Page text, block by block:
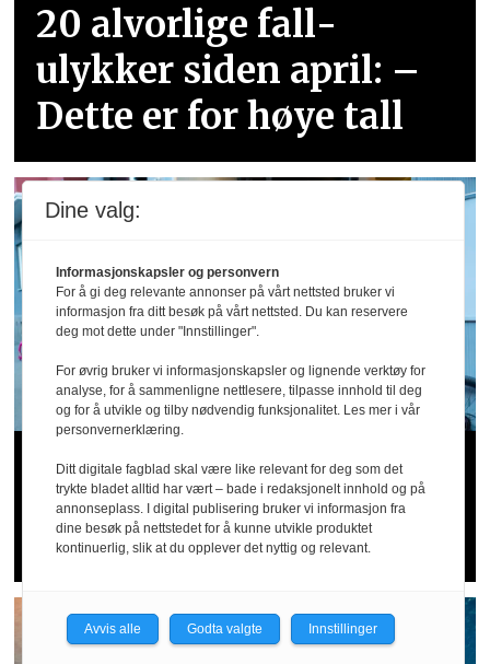
20 alvorlige fall­
ulykker siden april: –
Dette er for høye tall
Arbeidstilsynet hos Wolt og
Foodora: – Tyder på sosial
dumping og utnytting
Dine valg:
Informasjonskapsler og personvern
For å gi deg relevante annonser på vårt nettsted bruker vi
informasjon fra ditt besøk på vårt nettsted. Du kan reservere
deg mot dette under "Innstillinger".
For øvrig bruker vi informasjonskapsler og lignende verktøy for
analyse, for å sammenligne nettlesere, tilpasse innhold til deg
og for å utvikle og tilby nødvendig funksjonalitet. Les mer i vår
personvernerklæring.
Ditt digitale fagblad skal være like relevant for deg som det
trykte bladet alltid har vært – bade i redaksjonelt innhold og på
annonseplass. I digital publisering bruker vi informasjon fra
dine besøk på nettstedet for å kunne utvikle produktet
kontinuerlig, slik at du opplever det nyttig og relevant.
Avvis alle Godta valgte Innstillinger